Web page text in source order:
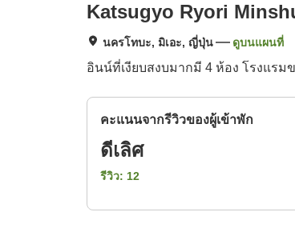
Katsugyo Ryori
นครโทบะ, มิเอะ, ญี่ปุ่น ดูบนแผนที่
อินน์ที่เงียบสงบมากมี 4 ห้อง โรงแร
คะแนนจากรีวิวของผู้เข้าพัก
ดีเลิศ
รีวิว: 12